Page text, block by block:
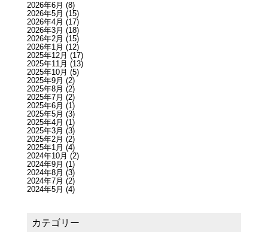
2026年6月 (8)
2026年5月 (15)
2026年4月 (17)
2026年3月 (18)
2026年2月 (15)
2026年1月 (12)
2025年12月 (17)
2025年11月 (13)
2025年10月 (5)
2025年9月 (2)
2025年8月 (2)
2025年7月 (2)
2025年6月 (1)
2025年5月 (3)
2025年4月 (1)
2025年3月 (3)
2025年2月 (2)
2025年1月 (4)
2024年10月 (2)
2024年9月 (1)
2024年8月 (3)
2024年7月 (2)
2024年5月 (4)
カテゴリー